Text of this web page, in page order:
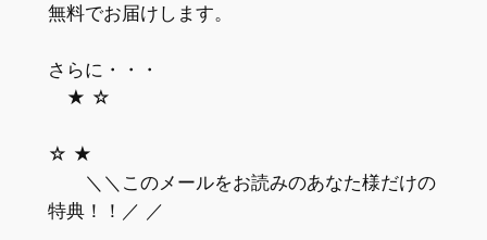
無料でお届けします。
さらに・・・
★ ☆
☆ ★
＼＼このメールをお読みのあなた様だけの
特典！！／ ／